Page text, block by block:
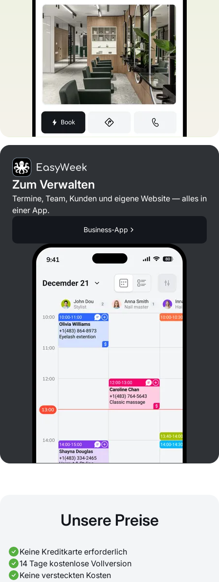
Zum Verwalten
Termine, Team, Kunden und eigene Website — alles in
einer App.
Business-App
Unsere Preise
Keine Kreditkarte erforderlich
14 Tage kostenlose Vollversion
Keine versteckten Kosten